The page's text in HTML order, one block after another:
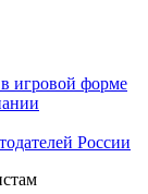
игровой форме
России